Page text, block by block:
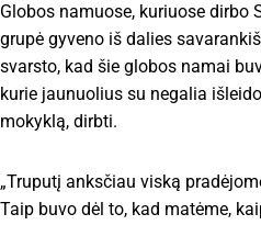
Globos namuose, kuriuose dirbo
grupė gyveno iš dalies
svarsto, kad šie globos namai
kurie jaunuolius su negalia
mokyklą, dirbti.
„Truputį anksčiau viską
Taip buvo dėl to, kad matėme,